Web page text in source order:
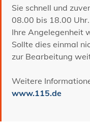
Sie schnell und
08.00 bis 18.00 Uhr.
Ihre Angelegenheit
Sollte dies einmal
zur Bearbeitung
Weitere
www.115.de